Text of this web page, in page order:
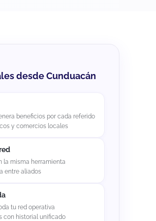
desde Cunduacán
beneficios por cada referido
y comercios locales
la misma herramienta
entre aliados
tu red operativa
con historial unificado